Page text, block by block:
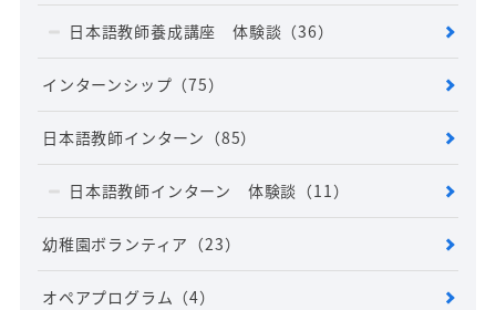
日本語教師養成講座 体験談 （36）
インターンシップ （75）
日本語教師インターン （85）
日本語教師インターン 体験談 （11）
幼稚園ボランティア （23）
オペアプログラム （4）